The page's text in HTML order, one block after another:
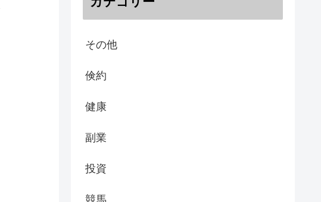
その他
倹約
健康
副業
投資
競馬